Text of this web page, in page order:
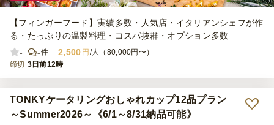
【フィンガーフード】実績多数・人気店・イタリアンシェフが作
る・たっぷりの温製料理・コスパ抜群・オプション多数
-
-件 2,500 円 /人（80,000円〜）
締切 3日前12時
TONKYケータリングおしゃれカップ12品プラン
～Summer2026～《6/1～8/31納品可能》